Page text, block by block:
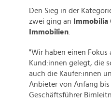
Den Sieg in der
zwei ging an
Immobilien
"Wir haben einen Fokus
Kund:innen gelegt, die
auch die Käufer:innen
Anbieter von Anfang bis
Geschäftsführer